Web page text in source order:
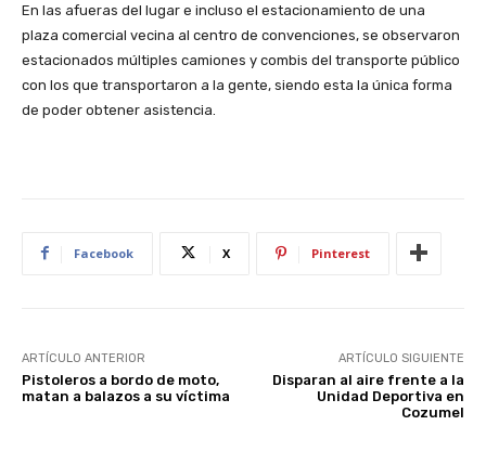
En las afueras del lugar e incluso el estacionamiento de una
plaza comercial vecina al centro de convenciones, se observaron
estacionados múltiples camiones y combis del transporte público
con los que transportaron a la gente, siendo esta la única forma
de poder obtener asistencia.
Facebook X Pinterest
ARTÍCULO ANTERIOR
Pistoleros a bordo de moto,
matan a balazos a su víctima
ARTÍCULO SIGUIENTE
Disparan al aire frente a la
Unidad Deportiva en
Cozumel